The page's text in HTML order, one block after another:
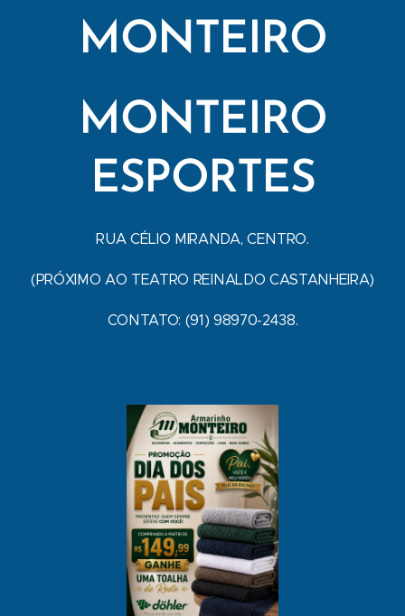
MONTEIRO
MONTEIRO
ESPORTES
RUA CÉLIO MIRANDA, CENTRO.
(PRÓXIMO AO TEATRO REINALDO CASTANHEIRA)
CONTATO: (91) 98970-2438.